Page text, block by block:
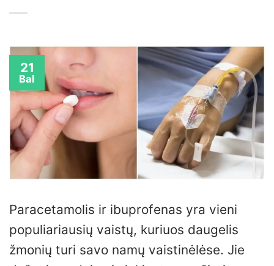
21
Bal
Paracetamolis ir ibuprofenas yra vieni
populiariausių vaistų, kuriuos daugelis
žmonių turi savo namų vaistinėlėse. Jie